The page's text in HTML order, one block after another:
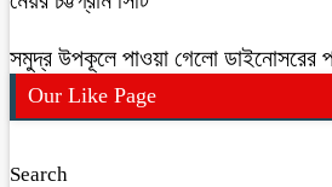
সমুদ্র উপকূলে পাওয়া গেলো ডাইনোসরের
Our Like Page
Search